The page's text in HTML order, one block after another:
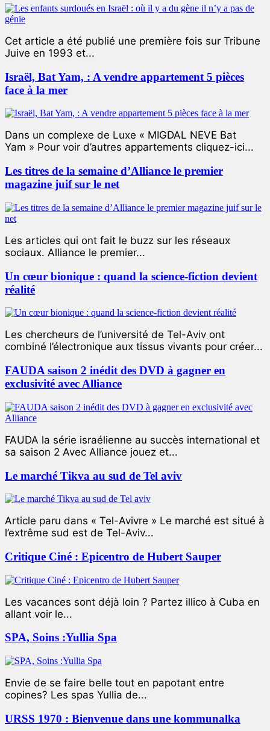
Cet article a été publié une première fois sur Tribune
Juive en 1993 et...
Israël, Bat Yam, : A vendre appartement 5 pièces
face à la mer
Dans un complexe de Luxe « MIGDAL NEVE Bat
Yam » Pour voir d’autres appartements cliquez-ici...
Les titres de la semaine d’Alliance le premier
magazine juif sur le net
Les articles qui ont fait le buzz sur les réseaux
sociaux. Alliance le premier...
Un cœur bionique : quand la science-fiction devient
réalité
Les chercheurs de l’université de Tel-Aviv ont
combiné l’électronique aux tissus vivants pour créer...
FAUDA saison 2 inédit des DVD à gagner en
exclusivité avec Alliance
FAUDA la série israélienne au succès international et
sa saison 2 Avec Alliance jouez et...
Le marché Tikva au sud de Tel aviv
Article paru dans « Tel-Avivre » Le marché est situé à
l’extrême sud est de Tel-Aviv...
Critique Ciné : Epicentro de Hubert Sauper
Les vacances sont déjà loin ? Partez illico à Cuba en
allant voir le...
SPA, Soins :Yullia Spa
Envie de se faire belle tout en papotant entre
copines? Les spas Yullia de...
URSS 1970 : Bienvenue dans une kommunalka